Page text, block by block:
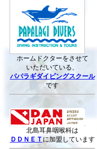
ホームドクターをさせて
いただいている、
パパラギダイビングスクール
です
北島耳鼻咽喉科は
ＤＤＮＥＴ に加盟しています